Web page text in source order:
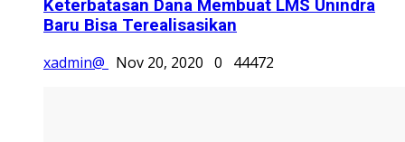
Keterbatasan Dana Membuat LMS Unindra
Baru Bisa Terealisasikan
xadmin@
Nov 20, 2020 0 44472